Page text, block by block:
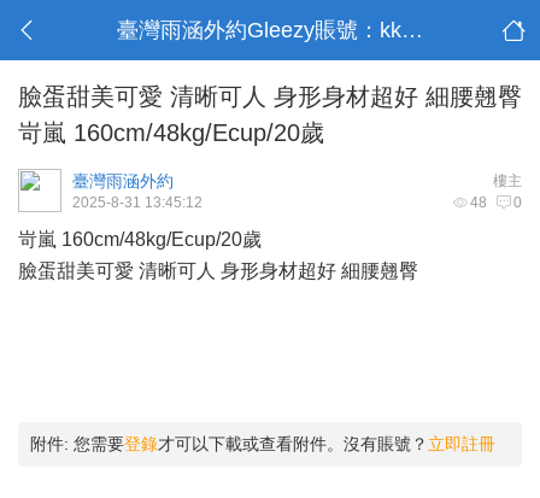
臺灣雨涵外約Gleezy賬號：kk9003
臉蛋甜美可愛 清晰可人 身形身材超好 細腰翹臀
岢嵐 160cm/48kg/Ecup/20歲
樓主
臺灣雨涵外約
48 0
2025-8-31 13:45:12
岢嵐 160cm/48kg/Ecup/20歲
臉蛋甜美可愛 清晰可人 身形身材超好 細腰翹臀
附件: 您需要登錄才可以下載或查看附件。沒有賬號？ 立即註冊